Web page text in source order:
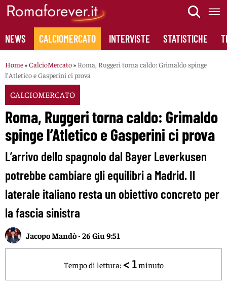
Skip
content
NEWS CALCIOMERCATO INTERVISTE STATISTICHE
Home»CalcioMercato» Roma, Ruggeri torna caldo: Grimaldo spinge
l’Atletico e Gasperini ci prova
CALCIOMERCATO
Roma, Ruggeri torna caldo: Grimaldo
spinge l’Atletico e Gasperini ci prova
L’arrivo dello spagnolo dal Bayer Leverkusen
potrebbe cambiare gli equilibri a Madrid. Il
laterale italiano resta un obiettivo concreto per
la fascia sinistra
Jacopo Mandò-26 Giu 9:51
Tempo di lettura: < 1 minuto